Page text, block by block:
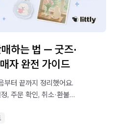
하는 법 — 굿즈·
자 완전 가이드
부터 끝까지 정리했어요.
, 주문 확인, 취소·환불